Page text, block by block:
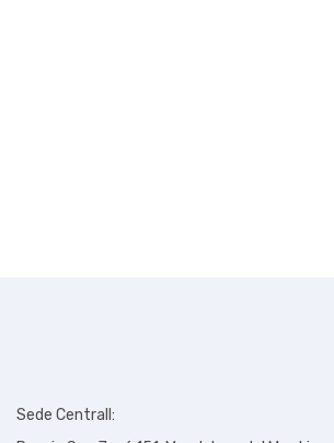
Sede Centrall: